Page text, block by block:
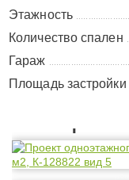
Этажность
Количество спален
Гараж
Площадь застройки